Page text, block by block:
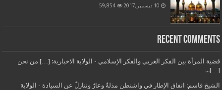
10 ديسمبر,2017 59,854
Recent Comments
قضية المرأة بين الفكر الغربي والفكر الإسلامي - الولاية الاخبارية: […] من نحن
[…]...
الشيخ قاسم: اتفاق الإطار في واشنطن مذلةٌ وعارٌ وتنازلٌ عن السيادة - الولاية